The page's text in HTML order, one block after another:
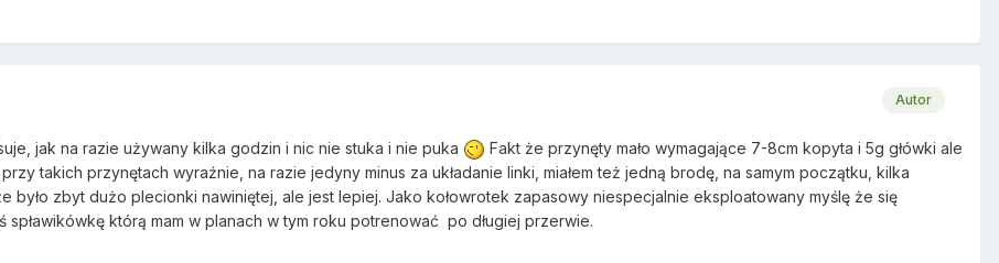
Autor
jak na razie używany kilka godzin i nic nie stuka i nie puka
Fakt że przynęty mało wymagające 7-8cm kopyta i 5g główki ale
przy takich przynętach wyraźnie, na razie jedyny minus za układanie linki, miałem też jedną brodę, na samym początku, kilka
było zbyt dużo plecionki nawiniętej, ale jest lepiej. Jako kołowrotek zapasowy niespecjalnie eksploatowany myślę że się
spławikówkę którą mam w planach w tym roku potrenować po długiej przerwie.